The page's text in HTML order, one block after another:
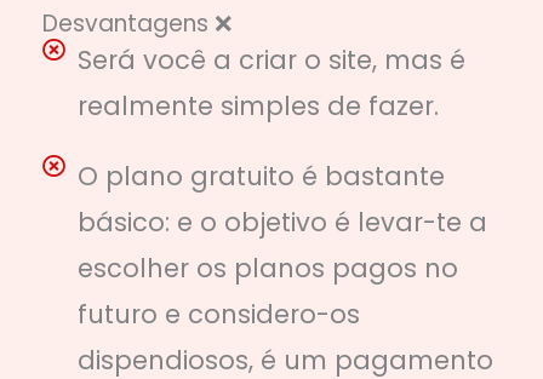
Desvantagens ❌
Será você a criar o site, mas é
realmente simples de fazer.
O plano gratuito é bastante
básico: e o objetivo é levar-te a
escolher os planos pagos no
futuro e considero-os
dispendiosos, é um pagamento